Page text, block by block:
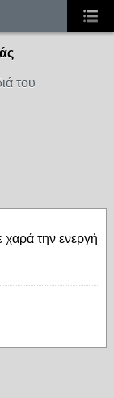
του
την ενεργή